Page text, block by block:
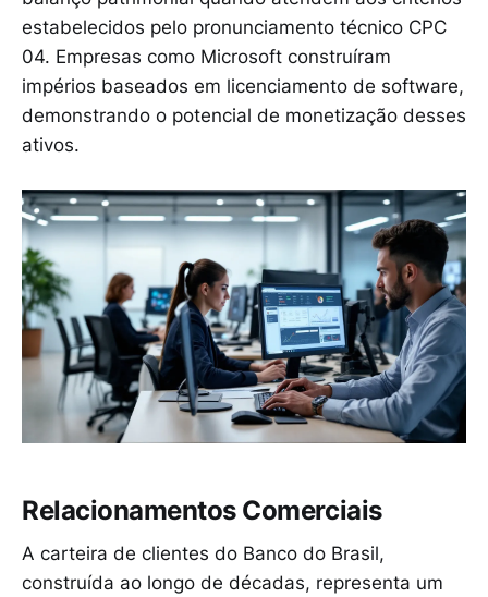
estabelecidos pelo pronunciamento técnico CPC
04. Empresas como Microsoft construíram
impérios baseados em licenciamento de software,
demonstrando o potencial de monetização desses
ativos.
Relacionamentos Comerciais
A carteira de clientes do Banco do Brasil,
construída ao longo de décadas, representa um